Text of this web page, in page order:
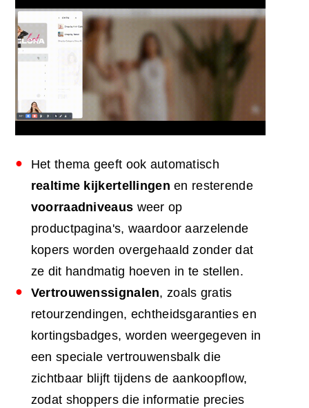
Het thema geeft ook automatisch
realtime kijkertellingen en resterende
voorraadniveaus weer op
productpagina's, waardoor aarzelende
kopers worden overgehaald zonder dat
ze dit handmatig hoeven in te stellen.
Vertrouwenssignalen, zoals gratis
retourzendingen, echtheidsgaranties en
kortingsbadges, worden weergegeven in
een speciale vertrouwensbalk die
zichtbaar blijft tijdens de aankoopflow,
zodat shoppers die informatie precies